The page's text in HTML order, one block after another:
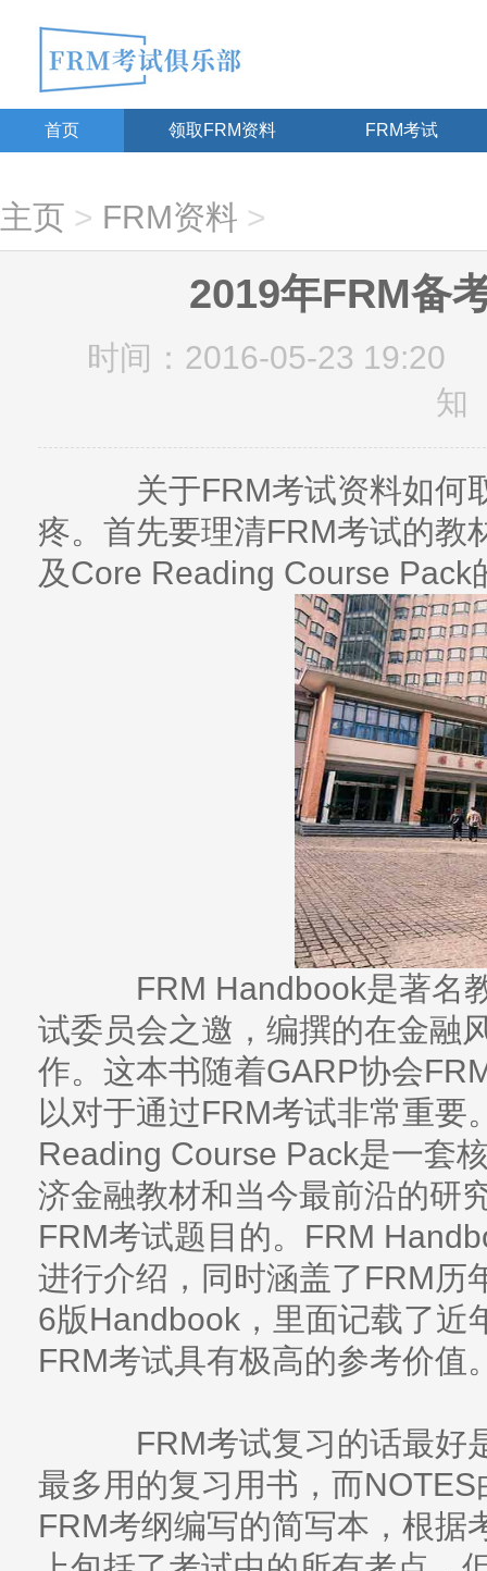
首页 领取FRM资料 FRM考试
主页 > FRM资料 >
2019年FRM备
时间：2016-05-23 19:20
知
关于FRM考试资料如何
疼。首先要理清FRM考试的教
及Core Reading Course Pack
FRM Handbook是著名
试委员会之邀，编撰的在金融
作。这本书随着GARP协会
以对于通过FRM考试非常重要
Reading Course Pack是一套
济金融教材和当今最前沿的研
FRM考试题目的。FRM
进行介绍，同时涵盖了FRM历
6版Handbook，里面记载了近
FRM考试具有极高的参考价值
FRM考试复习的话最好
最多用的复习用书，而
FRM考纲编写的简写本，根据